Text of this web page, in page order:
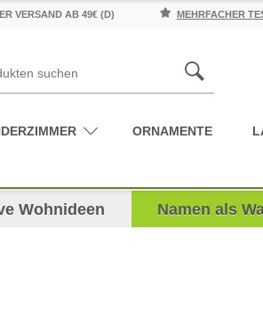
VERSAND AB 49€ (D) MEHRFACHER
ORNAMENTE
Wohnideen Namen als